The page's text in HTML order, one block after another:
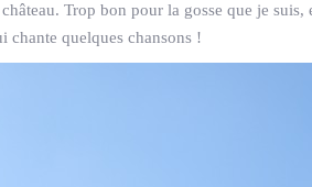
Trop bon pour la gosse que je suis,
chante quelques chansons !